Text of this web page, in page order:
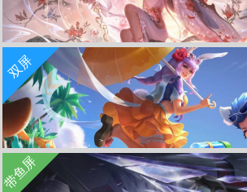
王昭君-映山客 王者荣耀3840x1080双
双屏
逐浪之夏-李元芳 王者荣耀
带鱼屏